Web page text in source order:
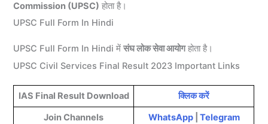
Commission (UPSC) होता है।
UPSC Full Form In Hindi
UPSC Full Form In Hindi मेंसंघ लोक सेवा आयोगहोता है।
UPSC Civil Services Final Result 2023 Important Links
IAS Final Result Download
क्लिक करें
Join Channels
WhatsApp| Telegram